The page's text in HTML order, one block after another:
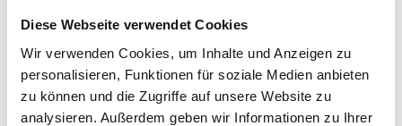
Diese Webseite verwendet Cookies
Wir verwenden Cookies, um Inhalte und Anzeigen zu
personalisieren, Funktionen für soziale Medien anbieten
zu können und die Zugriffe auf unsere Website zu
analysieren. Außerdem geben wir Informationen zu Ihrer
Breite in centimeter
Gebinde